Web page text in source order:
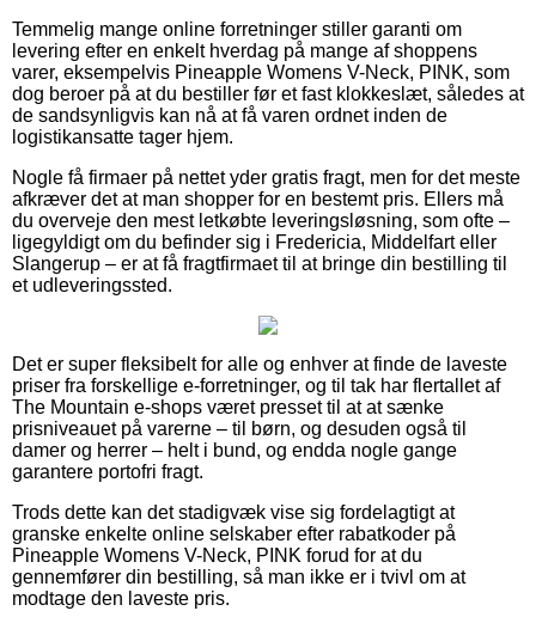
Temmelig mange online forretninger stiller garanti om
levering efter en enkelt hverdag på mange af shoppens
varer, eksempelvis Pineapple Womens V-Neck, PINK, som
dog beroer på at du bestiller før et fast klokkeslæt, således at
de sandsynligvis kan nå at få varen ordnet inden de
logistikansatte tager hjem.
Nogle få firmaer på nettet yder gratis fragt, men for det meste
afkræver det at man shopper for en bestemt pris. Ellers må
du overveje den mest letkøbte leveringsløsning, som ofte –
ligegyldigt om du befinder sig i Fredericia, Middelfart eller
Slangerup – er at få fragtfirmaet til at bringe din bestilling til
et udleveringssted.
Det er super fleksibelt for alle og enhver at finde de laveste
priser fra forskellige e-forretninger, og til tak har flertallet af
The Mountain e-shops været presset til at at sænke
prisniveauet på varerne – til børn, og desuden også til
damer og herrer – helt i bund, og endda nogle gange
garantere portofri fragt.
Trods dette kan det stadigvæk vise sig fordelagtigt at
granske enkelte online selskaber efter rabatkoder på
Pineapple Womens V-Neck, PINK forud for at du
gennemfører din bestilling, så man ikke er i tvivl om at
modtage den laveste pris.